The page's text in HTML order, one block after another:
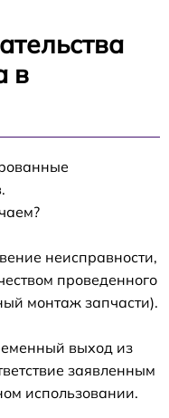
в
неисправности,
проведенного
монтаж запчасти).
выход из
заявленным
использовании.